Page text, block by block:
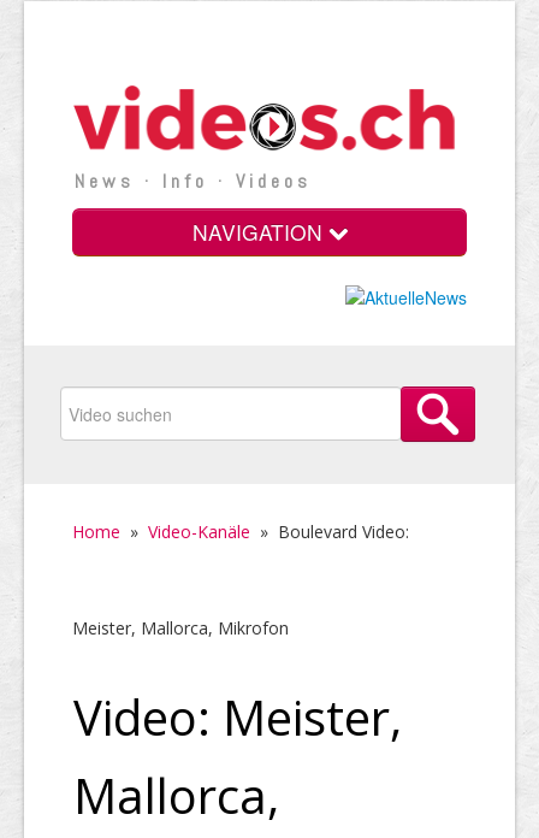
News · Info · Videos
NAVIGATION
Home » Video-Kanäle » Boulevard Video:
Meister, Mallorca, Mikrofon
Video: Meister,
Mallorca,